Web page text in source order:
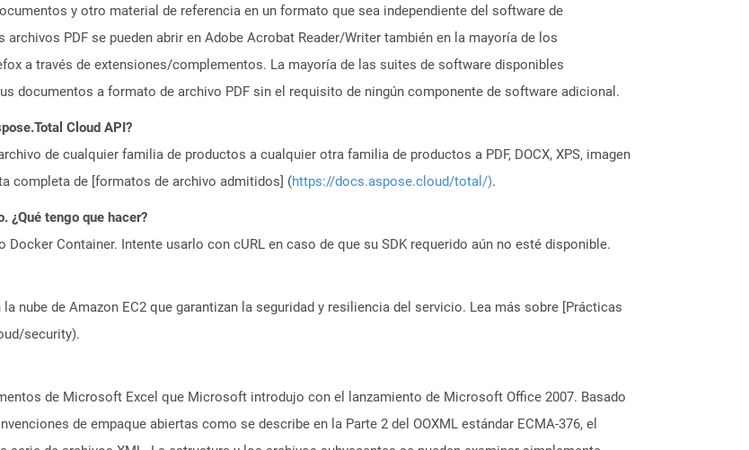
y otro material de referencia en un formato que sea independiente del software de
PDF se pueden abrir en Adobe Acrobat Reader/Writer también en la mayoría de los
a través de extensiones/complementos. La mayoría de las suites de software disponibles
documentos a formato de archivo PDF sin el requisito de ningún componente de software adicional.
Cloud API?
de cualquier familia de productos a cualquier otra familia de productos a PDF, DOCX, XPS, imagen
completa de [formatos de archivo admitidos] (https://docs.aspose.cloud/total/).
¿Qué tengo que hacer?
Container. Intente usarlo con cURL en caso de que su SDK requerido aún no esté disponible.
nube de Amazon EC2 que garantizan la seguridad y resiliencia del servicio. Lea más sobre [Prácticas
security).
de Microsoft Excel que Microsoft introdujo con el lanzamiento de Microsoft Office 2007. Basado
de empaque abiertas como se describe en la Parte 2 del OOXML estándar ECMA-376, el